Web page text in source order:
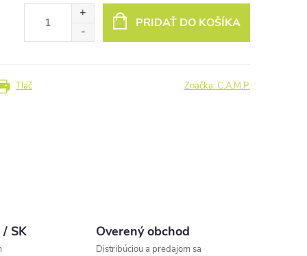
PRIDAŤ DO KOŠÍKA
Tlač Značka:C.A.M.P.
SK Overený obchod
Distribúciou a predajom sa